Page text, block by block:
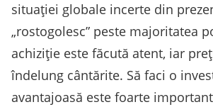
situației globale incerte din
„rostogolesc” peste majoritatea
achiziție este făcută atent, iar
îndelung cântărite. Să faci o
avantajoasă este foarte